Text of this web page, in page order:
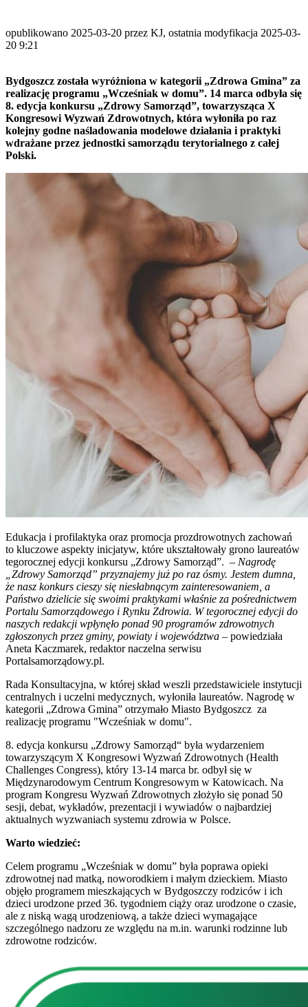
opublikowano 2025-03-20 przez KJ, ostatnia modyfikacja 2025-03-
20 9:21
Bydgoszcz została wyróżniona w kategorii „Zdrowa Gmina” za
realizację programu „Wcześniak w domu”. 14 marca odbyła się
8. edycja konkursu „Zdrowy Samorząd”, towarzysząca X
Kongresowi Wyzwań Zdrowotnych, która wyłoniła po raz
kolejny godne naśladowania modelowe działania i praktyki
wdrażane przez jednostki samorządu terytorialnego z całej
Polski.
Edukacja i profilaktyka oraz promocja prozdrowotnych zachowań
to kluczowe aspekty inicjatyw, które ukształtowały grono laureatów
tegorocznej edycji konkursu „Zdrowy Samorząd”. – Nagrodę
„Zdrowy Samorząd” przyznajemy już po raz ósmy. Jestem dumna,
że nasz konkurs cieszy się niesłabnącym zainteresowaniem, a
Państwo dzielicie się swoimi praktykami właśnie za pośrednictwem
Portalu Samorządowego i Rynku Zdrowia. W tegorocznej edycji do
naszych redakcji wpłynęło ponad 90 programów zdrowotnych
zgłoszonych przez gminy, powiaty i województwa – powiedziała
Aneta Kaczmarek, redaktor naczelna serwisu
Portalsamorządowy.pl.
Rada Konsultacyjna, w której skład weszli przedstawiciele instytucji
centralnych i uczelni medycznych, wyłoniła laureatów. Nagrodę w
kategorii „Zdrowa Gmina” otrzymało Miasto Bydgoszcz za
realizację programu "Wcześniak w domu".
8. edycja konkursu „Zdrowy Samorząd“ była wydarzeniem
towarzyszącym X Kongresowi Wyzwań Zdrowotnych (Health
Challenges Congress), który 13-14 marca br. odbył się w
Międzynarodowym Centrum Kongresowym w Katowicach. Na
program Kongresu Wyzwań Zdrowotnych złożyło się ponad 50
sesji, debat, wykładów, prezentacji i wywiadów o najbardziej
aktualnych wyzwaniach systemu zdrowia w Polsce.
Warto wiedzieć:
Celem programu „Wcześniak w domu” była poprawa opieki
zdrowotnej nad matką, noworodkiem i małym dzieckiem. Miasto
objęło programem mieszkających w Bydgoszczy rodziców i ich
dzieci urodzone przed 36. tygodniem ciąży oraz urodzone o czasie,
ale z niską wagą urodzeniową, a także dzieci wymagające
szczególnego nadzoru ze względu na m.in. warunki rodzinne lub
zdrowotne rodziców.